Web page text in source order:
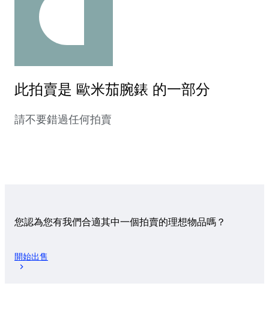
此拍賣是 歐米茄腕錶 的一部分
請不要錯過任何拍賣
您認為您有我們合適其中一個拍賣的理想物品嗎？
開始出售